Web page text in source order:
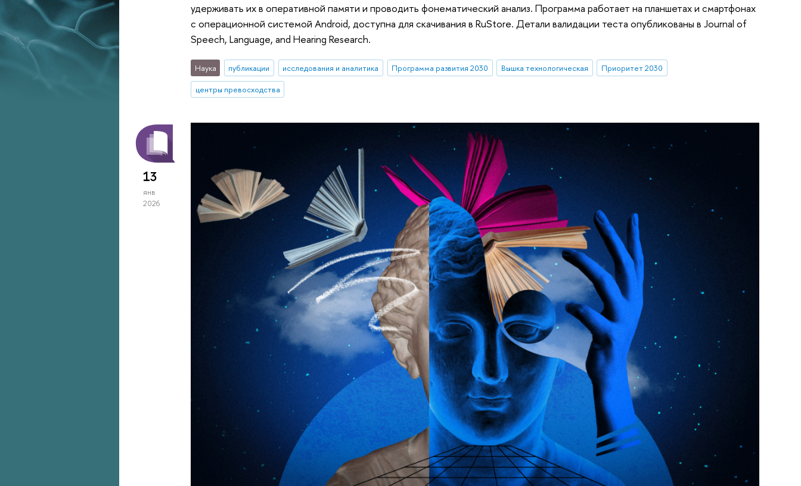
удерживать их в оперативной памяти и проводить фонематический анализ. Программа работает на планшетах и смартфонах
с операционной системой Android, доступна для скачивания в RuStore. Детали валидации теста опубликованы в Journal of
Speech, Language, and Hearing Research.
Наука публикации исследования и аналитика Программа развития 2030 Вышка технологическая
Приоритет 2030
центры превосходства
13
янв
2026